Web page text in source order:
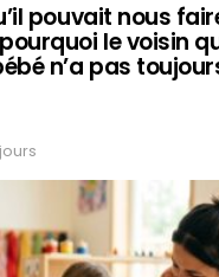
pouvait nous
le voisin
n’a pas